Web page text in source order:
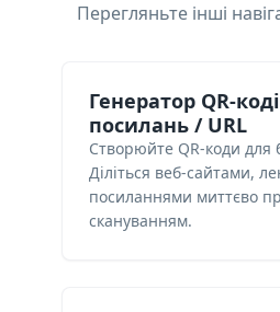
Перегляньте інші
Генератор QR-
посилань / URL
Створюйте QR-коди для
Діліться веб-сайтами,
посиланнями миттєво
скануванням.